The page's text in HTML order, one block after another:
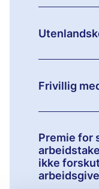
Frivillig
Premie for
ikke